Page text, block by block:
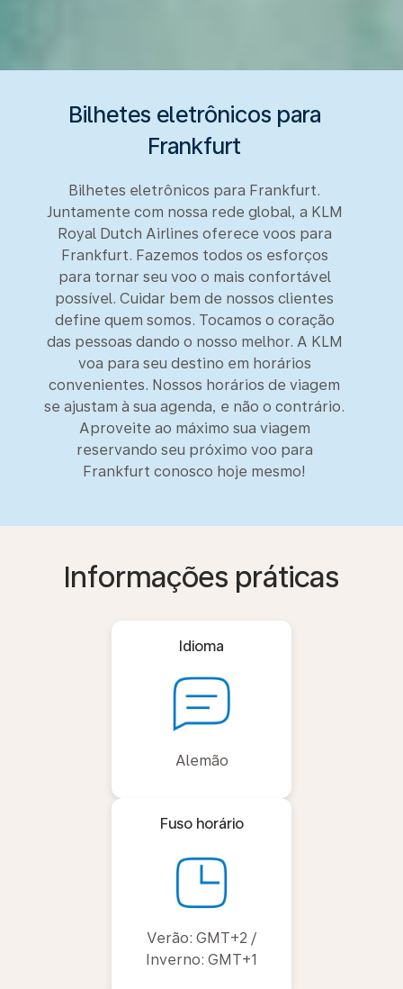
Bilhetes eletrônicos para
Frankfurt
Bilhetes eletrônicos para Frankfurt.
Juntamente com nossa rede global, a KLM
Royal Dutch Airlines oferece voos para
Frankfurt. Fazemos todos os esforços
para tornar seu voo o mais confortável
possível. Cuidar bem de nossos clientes
define quem somos. Tocamos o coração
das pessoas dando o nosso melhor. A KLM
voa para seu destino em horários
convenientes. Nossos horários de viagem
se ajustam à sua agenda, e não o contrário.
Aproveite ao máximo sua viagem
reservando seu próximo voo para
Frankfurt conosco hoje mesmo!
Informações práticas
Idioma
Alemão
Fuso horário
Verão: GMT+2 /
Inverno: GMT+1